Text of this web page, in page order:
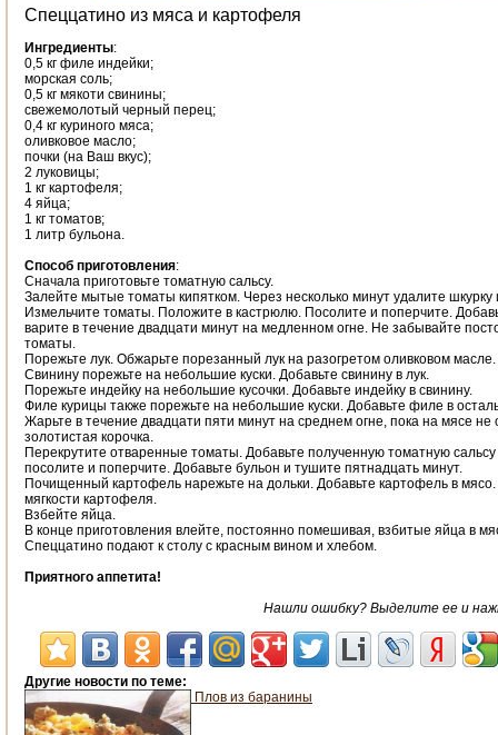
Спеццатино из мяса и картофеля
Ингредиенты:
0,5 кг филе индейки;
морская соль;
0,5 кг мякоти свинины;
свежемолотый черный перец;
0,4 кг куриного мяса;
оливковое масло;
почки (на Ваш вкус);
2 луковицы;
1 кг картофеля;
4 яйца;
1 кг томатов;
1 литр бульона.
Способ приготовления:
Сначала приготовьте томатную сальсу.
Залейте мытые томаты кипятком. Через несколько минут удалите шкурку
Измельчите томаты. Положите в кастрюлю. Посолите и поперчите.
варите в течение двадцати минут на медленном огне. Не забывайте
томаты.
Порежьте лук. Обжарьте порезанный лук на разогретом оливковом масле.
Свинину порежьте на небольшие куски. Добавьте свинину в лук.
Порежьте индейку на небольшие кусочки. Добавьте индейку в свинину.
Филе курицы также порежьте на небольшие куски. Добавьте филе в
Жарьте в течение двадцати пяти минут на среднем огне, пока на мясе не
золотистая корочка.
Перекрутите отваренные томаты. Добавьте полученную томатную
посолите и поперчите. Добавьте бульон и тушите пятнадцать минут.
Почищенный картофель нарежьте на дольки. Добавьте картофель в
мягкости картофеля.
Взбейте яйца.
В конце приготовления влейте, постоянно помешивая, взбитые яйца в
Спеццатино подают к столу с красным вином и хлебом.
Приятного аппетита!
Нашли ошибку? Выделите ее и
Другие новости по теме:
Плов из баранины